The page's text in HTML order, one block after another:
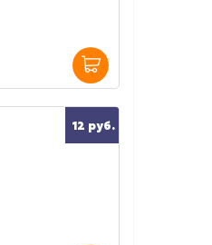
12 руб.